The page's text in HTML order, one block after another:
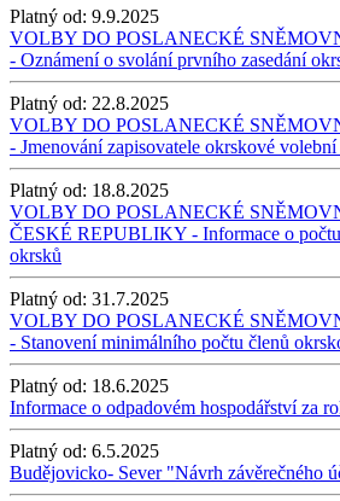
Platný od: 9.9.2025
VOLBY DO POSLANECKÉ
- Oznámení o svolání prvního zasedání
Platný od: 22.8.2025
VOLBY DO POSLANECKÉ
- Jmenování zapisovatele okrskové
Platný od: 18.8.2025
VOLBY DO POSLANECKÉ
ČESKÉ REPUBLIKY - Informace o
okrsků
Platný od: 31.7.2025
VOLBY DO POSLANECKÉ
- Stanovení minimálního počtu členů
Platný od: 18.6.2025
Informace o odpadovém hospodářství za
Platný od: 6.5.2025
Budějovicko- Sever "Návrh závěrečného